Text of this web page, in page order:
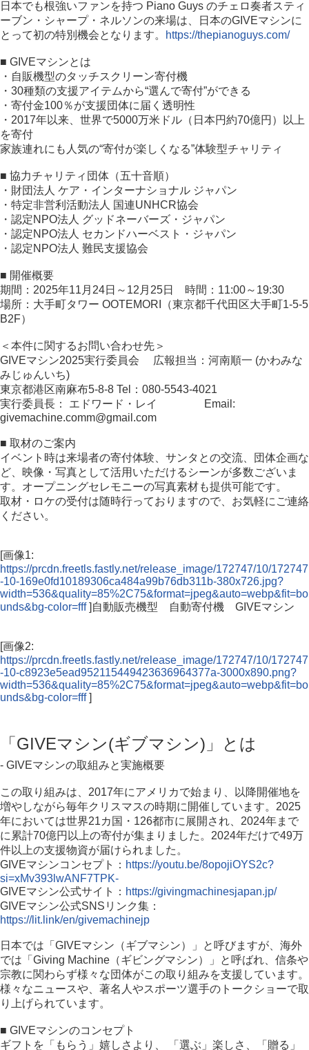
日本でも根強いファンを持つ Piano Guys のチェロ奏者スティ
ーブン・シャープ・ネルソンの来場は、日本のGIVEマシンに
とって初の特別機会となります。
https://thepianoguys.com/
■ GIVEマシンとは
・自販機型のタッチスクリーン寄付機
・30種類の支援アイテムから“選んで寄付”ができる
・寄付金100％が支援団体に届く透明性
・2017年以来、世界で5000万米ドル（日本円約70億円）以上
を寄付
家族連れにも人気の“寄付が楽しくなる”体験型チャリティ
■ 協力チャリティ団体（五十音順）
・財団法人 ケア・インターナショナル ジャパン
・特定非営利活動法人 国連UNHCR協会
・認定NPO法人 グッドネーバーズ・ジャパン
・認定NPO法人 セカンドハーベスト・ジャパン
・認定NPO法人 難民支援協会
■ 開催概要
期間：2025年11月24日～12月25日 時間：11:00～19:30
場所：大手町タワー OOTEMORI（東京都千代田区大手町1-5-5
B2F）
＜本件に関するお問い合わせ先＞
GIVEマシン2025実行委員会 広報担当：河南順一 (かわみな
みじゅんいち)
東京都港区南麻布5-8-8 Tel：080-5543-4021
実行委員長： エドワード・レイ Email:
givemachine.comm@gmail.com
■ 取材のご案内
イベント時は来場者の寄付体験、サンタとの交流、団体企画な
ど、映像・写真として活用いただけるシーンが多数ございま
す。オープニングセレモニーの写真素材も提供可能です。
取材・ロケの受付は随時行っておりますので、お気軽にご連絡
ください。
[画像1:
https://prcdn.freetls.fastly.net/release_image/172747/10/172747
-10-169e0fd10189306ca484a99b76db311b-380x726.jpg?
width=536&quality=85%2C75&format=jpeg&auto=webp&fit=bo
unds&bg-color=fff]自動販売機型 自動寄付機 GIVEマシン
[画像2:
https://prcdn.freetls.fastly.net/release_image/172747/10/172747
-10-c8923e5ead952115449423636964377a-3000x890.png?
width=536&quality=85%2C75&format=jpeg&auto=webp&fit=bo
unds&bg-color=fff]
「GIVEマシン(ギブマシン)」とは
- GIVEマシンの取組みと実施概要
この取り組みは、2017年にアメリカで始まり、以降開催地を
増やしながら毎年クリスマスの時期に開催しています。2025
年においては世界21カ国・126都市に展開され、2024年まで
に累計70億円以上の寄付が集まりました。2024年だけで49万
件以上の支援物資が届けられました。
GIVEマシンコンセプト： https://youtu.be/8opojiOYS2c?
si=xMv393lwANF7TPK-
GIVEマシン公式サイト： https://givingmachinesjapan.jp/
GIVEマシン公式SNSリンク集：
https://lit.link/en/givemachinejp
日本では「GIVEマシン（ギブマシン）」と呼びますが、海外
では「Giving Machine（ギビングマシン）」と呼ばれ、信条や
宗教に関わらず様々な団体がこの取り組みを支援しています。
様々なニュースや、著名人やスポーツ選手のトークショーで取
り上げられています。
■ GIVEマシンのコンセプト
ギフトを「もらう」嬉しさより、 「選ぶ」楽しさ、「贈る」